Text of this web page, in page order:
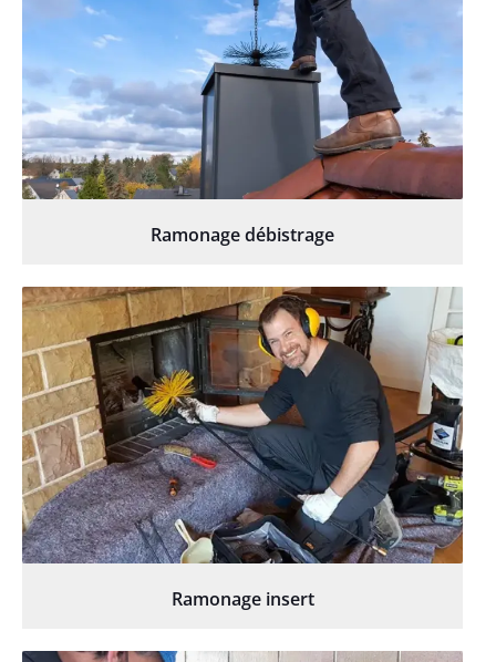
Ramonage débistrage
Ramonage insert